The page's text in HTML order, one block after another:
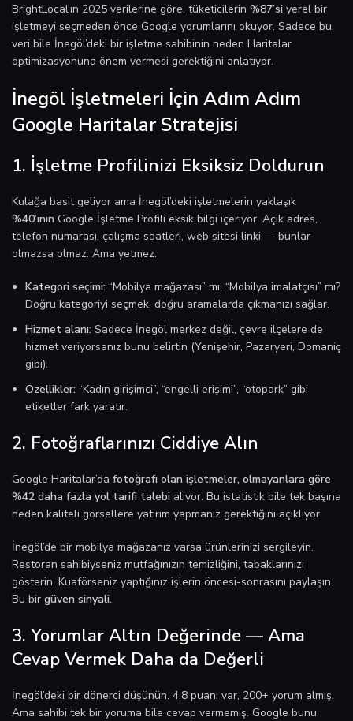
BrightLocal’ın 2025 verilerine göre, tüketicilerin %87’si yerel bir
işletmeyi seçmeden önce Google yorumlarını okuyor. Sadece bu
veri bile İnegöl’deki bir işletme sahibinin neden Haritalar
optimizasyonuna önem vermesi gerektiğini anlatıyor.
İnegöl İşletmeleri İçin Adım Adım
Google Haritalar Stratejisi
1. İşletme Profilinizi Eksiksiz Doldurun
Kulağa basit geliyor ama İnegöl’deki işletmelerin yaklaşık
%40’ının Google İşletme Profili eksik bilgi içeriyor. Açık adres,
telefon numarası, çalışma saatleri, web sitesi linki — bunlar
olmazsa olmaz. Ama yetmez.
Kategori seçimi: “Mobilya mağazası” mı, “Mobilya imalatçısı” mı?
Doğru kategoriyi seçmek, doğru aramalarda çıkmanızı sağlar.
Hizmet alanı: Sadece İnegöl merkez değil, çevre ilçelere de
hizmet veriyorsanız bunu belirtin (Yenişehir, Pazaryeri, Domaniç
gibi).
Özellikler: “Kadın girişimci”, “engelli erişimi”, “otopark” gibi
etiketler fark yaratır.
2. Fotoğraflarınızı Ciddiye Alın
Google Haritalar’da fotoğrafı olan işletmeler, olmayanlara göre
%42 daha fazla yol tarifi talebi alıyor. Bu istatistik bile tek başına
neden kaliteli görsellere yatırım yapmanız gerektiğini açıklıyor.
İnegöl’de bir mobilya mağazanız varsa ürünlerinizi sergileyin.
Restoran sahibiyseniz mutfağınızın temizliğini, tabaklarınızı
gösterin. Kuaförseniz yaptığınız işlerin öncesi-sonrasını paylaşın.
Bu bir güven sinyali.
3. Yorumlar Altın Değerinde — Ama
Cevap Vermek Daha da Değerli
İnegöl’deki bir dönerci düşünün. 4.8 puanı var, 200+ yorum almış.
Ama sahibi tek bir yoruma bile cevap vermemiş. Google bunu